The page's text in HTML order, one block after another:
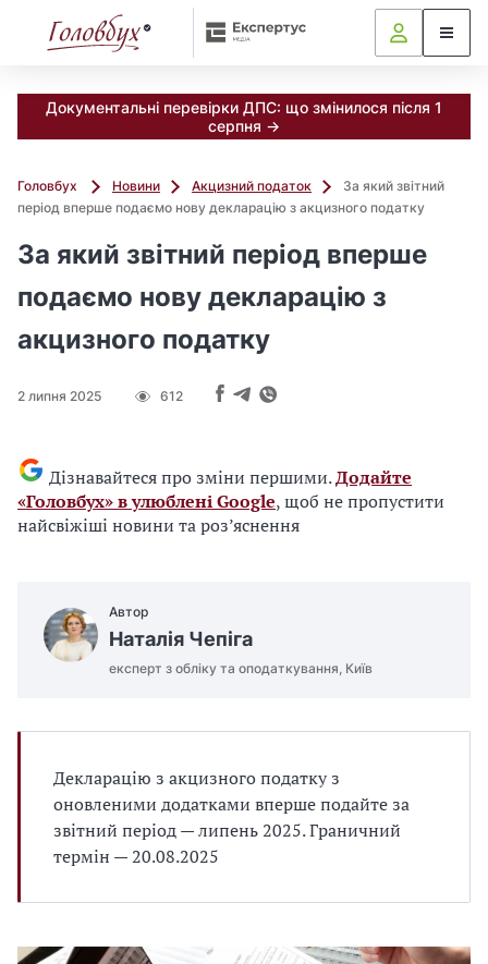
Документальні перевірки ДПС: що змінилося після 1
серпня →
Головбух Новини Акцизний податок
За який звітний
період вперше подаємо нову декларацію з акцизного податку
За який звітний період вперше
подаємо нову декларацію з
акцизного податку
2 липня 2025 612
Дізнавайтеся про зміни першими.Додайте
«Головбух» в улюблені Google, щоб не пропустити
найсвіжіші новини та роз’яснення
Автор
Наталія Чепіга
експерт з обліку та оподаткування, Київ
Декларацію з акцизного податку з
оновленими додатками вперше подайте за
звітний період — липень 2025. Граничний
термін — 20.08.2025